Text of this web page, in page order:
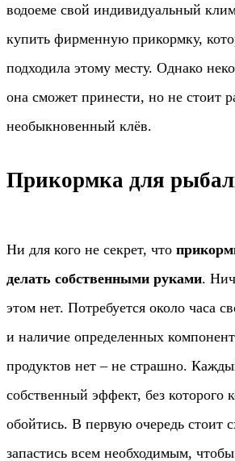
водоеме свой индивидуальный
купить фирменную прикормку,
подходила этому месту. Однако
она сможет принести, но не стоит
необыкновенный клёв.
Прикормка для
Ни для кого не секрет, что
делать собственными руками.
этом нет. Потребуется около часа
и наличие определенных
продуктов нет – не страшно.
собственный эффект, без которого
обойтись. В первую очередь стоит
запастись всем необходимым,